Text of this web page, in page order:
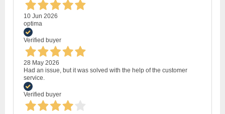
10 Jun 2026
optima
Verified buyer
28 May 2026
Had an issue, but it was solved with the help of the customer
service.
Verified buyer